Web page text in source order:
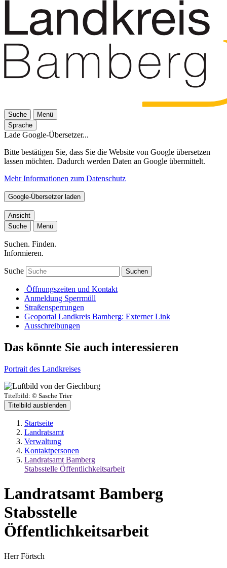
Suche
Menü
Sprache
Lade Google-Übersetzer...
Bitte bestätigen Sie, dass Sie die Website von Google übersetzen
lassen möchten. Dadurch werden Daten an Google übermittelt.
Mehr Informationen zum Datenschutz
Google-Übersetzer laden
Ansicht
Suche
Menü
Suchen. Finden.
Informieren.
Suche Suchen
Öffnungszeiten und Kontakt
Anmeldung Sperrmüll
Straßensperrungen
Geoportal Landkreis Bamberg: Externer Link
Ausschreibungen
Das könnte Sie auch interessieren
Portrait des Landkreises
Titelbild: © Sasche Trier
Titelbild ausblenden
Startseite
Landratsamt
Verwaltung
Kontaktpersonen
Landratsamt Bamberg
Stabsstelle Öffentlichkeitsarbeit
Landratsamt Bamberg
Stabsstelle
Öffentlichkeitsarbeit
Herr Förtsch